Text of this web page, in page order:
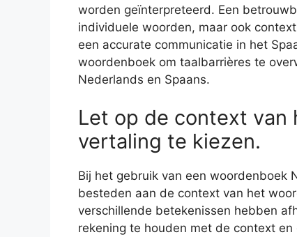
worden geïnterpreteerd. Een
individuele woorden, maar ook
een accurate communicatie in het
woordenboek om taalbarrières te
Nederlands en Spaans.
Let op de context van
vertaling te kiezen.
Bij het gebruik van een woordenboek
besteden aan de context van het
verschillende betekenissen hebben
rekening te houden met de context